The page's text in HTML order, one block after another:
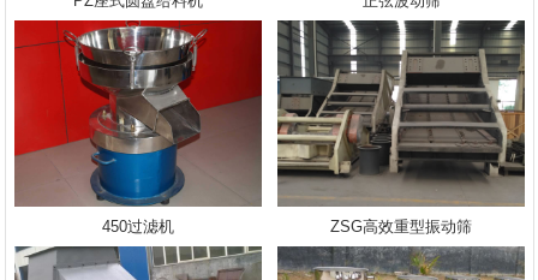
450过滤机 ZSG高效重型振动筛